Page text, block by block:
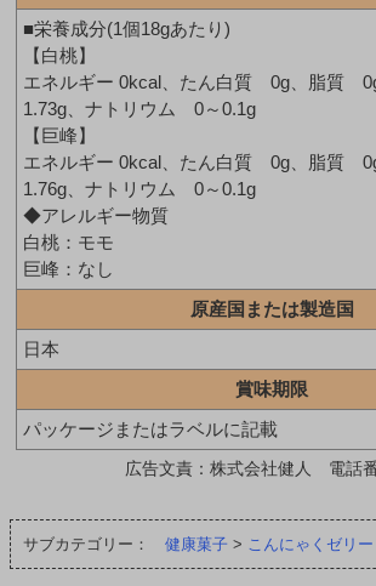
■栄養成分(1個18gあたり)
【白桃】
エネルギー 0kcal、たん白質 0g、脂質
1.73g、ナトリウム 0～0.1g
【巨峰】
エネルギー 0kcal、たん白質 0g、脂質
1.76g、ナトリウム 0～0.1g
◆アレルギー物質
白桃：モモ
巨峰：なし
原産国または製造国
日本
賞味期限
パッケージまたはラベルに記載
広告文責：株式会社健人 電話
サブカテゴリー： 健康菓子 > こんにゃくゼリー